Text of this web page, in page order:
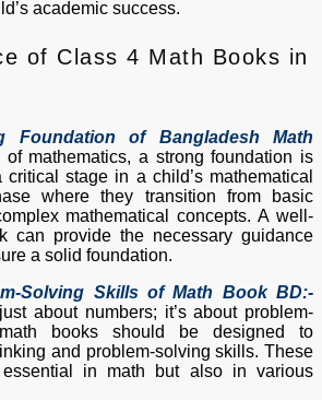
academic success.
of Class 4 Math Books in
Foundation of Bangladesh Math
of mathematics, a strong foundation is
stage in a child’s mathematical
where they transition from basic
mathematical concepts. A well-
can provide the necessary guidance
a solid foundation.
Solving Skills of Math Book BD:-
about numbers; it’s about problem-
books should be designed to
and problem-solving skills. These
in math but also in various